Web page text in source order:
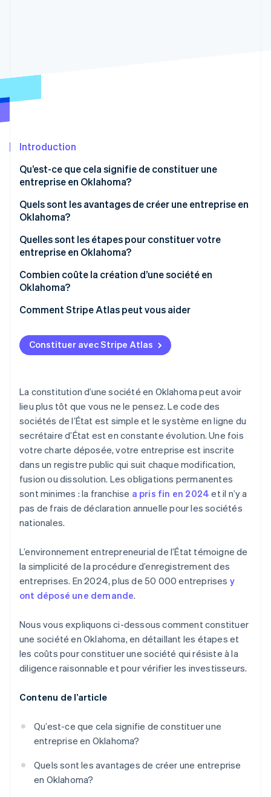
Stripe Sessions 2026
Découvrez comment Stripe construit l’infrastructure
l’IA.
Regarder
Introduction
Qu’est-ce que cela signifie de constituer une
entreprise en Oklahoma?
Quels sont les avantages de créer une entreprise en
Oklahoma?
Quelles sont les étapes pour constituer votre
entreprise en Oklahoma?
1. Choisir un nom qui répond aux règles de
l’Oklahoma
2. Trouver votre agent agréé en Oklahoma
3. Rédiger le certificat de constitution
4. Déposezr votre déclaration auprès du secrétaire
5. Tenir une réunion d’organisation
6. Enregistrer vos comptes fiscaux
7. Maintenir l’entité à jour
Combien coûte la création d’une société en
Oklahoma?
Comment Stripe Atlas peut vous aider
Faire une demande auprès d’Atlas
Accepter des paiements et effectuer des
Achat d’actions sans espèces par les fondateurs
Déclaration fiscale automatique au titre de
l’article 83(b)
Documents juridiques d’entreprise de classe
mondiale
Une année gratuite d’utilisation de Stripe Payments,
plus 50 000 dollars de crédits et de remises chez
nos partenaires
Constituer avec Stripe Atlas
La constitution d’une société en Oklahoma peut avoir
lieu plus tôt que vous ne le pensez. Le code des
sociétés de l’État est simple et le système en ligne du
secrétaire d’État est en constante évolution. Une fois
votre charte déposée, votre entreprise est inscrite
dans un registre public qui suit chaque modification,
fusion ou dissolution. Les obligations permanentes
sont minimes : la franchise a pris fin en 2024 et il n’y a
pas de frais de déclaration annuelle pour les sociétés
nationales.
L’environnement entrepreneurial de l’État témoigne de
la simplicité de la procédure d’enregistrement des
entreprises. En 2024, plus de 50 000 entreprises y
ont déposé une demande.
Nous vous expliquons ci-dessous comment constituer
une société en Oklahoma, en détaillant les étapes et
les coûts pour constituer une société qui résiste à la
diligence raisonnable et pour vérifier les investisseurs.
Contenu de l’article
Qu’est-ce que cela signifie de constituer une
entreprise en Oklahoma?
Quels sont les avantages de créer une entreprise
en Oklahoma?